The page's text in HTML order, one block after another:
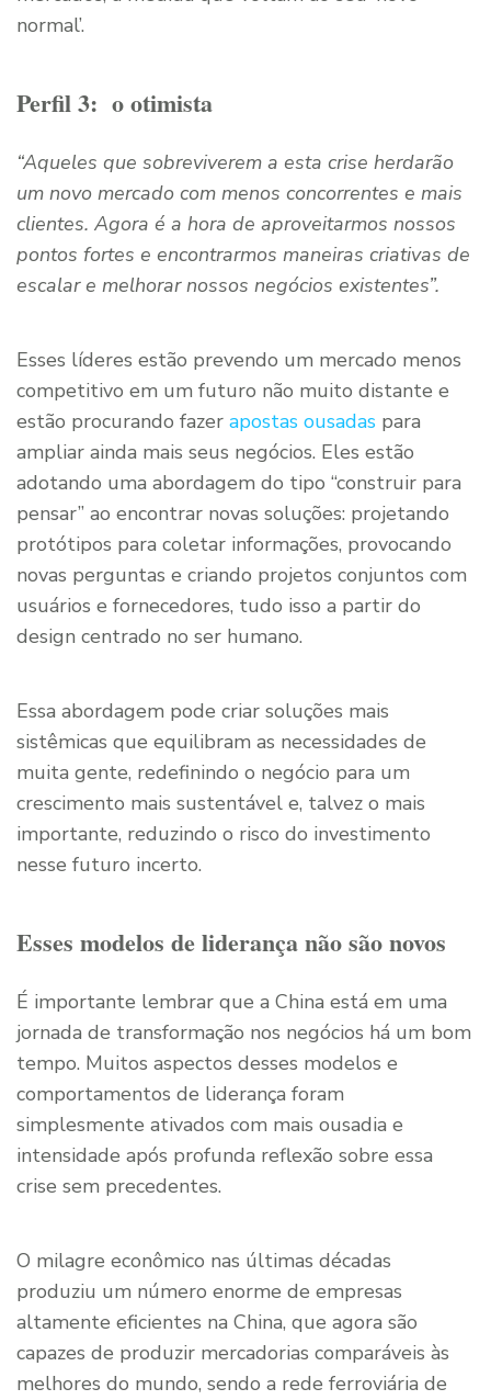
normal’.
Perfil 3: o otimista
“Aqueles que sobreviverem a esta crise herdarão
um novo mercado com menos concorrentes e mais
clientes. Agora é a hora de aproveitarmos nossos
pontos fortes e encontrarmos maneiras criativas de
escalar e melhorar nossos negócios existentes”.
Esses líderes estão prevendo um mercado menos
competitivo em um futuro não muito distante e
estão procurando fazer apostas ousadas para
ampliar ainda mais seus negócios. Eles estão
adotando uma abordagem do tipo “construir para
pensar” ao encontrar novas soluções: projetando
protótipos para coletar informações, provocando
novas perguntas e criando projetos conjuntos com
usuários e fornecedores, tudo isso a partir do
design centrado no ser humano.
Essa abordagem pode criar soluções mais
sistêmicas que equilibram as necessidades de
muita gente, redefinindo o negócio para um
crescimento mais sustentável e, talvez o mais
importante, reduzindo o risco do investimento
nesse futuro incerto.
Esses modelos de liderança não são novos
É importante lembrar que a China está em uma
jornada de transformação nos negócios há um bom
tempo. Muitos aspectos desses modelos e
comportamentos de liderança foram
simplesmente ativados com mais ousadia e
intensidade após profunda reflexão sobre essa
crise sem precedentes.
O milagre econômico nas últimas décadas
produziu um número enorme de empresas
altamente eficientes na China, que agora são
capazes de produzir mercadorias comparáveis às
melhores do mundo, sendo a rede ferroviária de